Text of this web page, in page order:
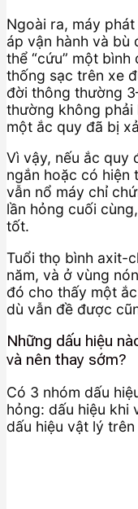
Ngoài ra, máy
áp vận hành và bù
thể “cứu” một bình
thống sạc trên xe
đời thông thường
thường không phải
một ắc quy đã bị
Vì vậy, nếu ắc quy
ngắn hoặc có hiện
vẫn nổ máy chỉ
lần hỏng cuối
tốt.
Tuổi thọ bình axit-
năm, và ở vùng
đó cho thấy một
dù vẫn đề được
Những dấu hiệu
và nên thay sớm?
Có 3 nhóm dấu
hỏng: dấu hiệu khi
dấu hiệu vật lý